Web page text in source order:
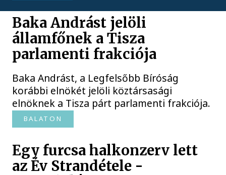
Baka Andrást jelöli
államfőnek a Tisza
parlamenti frakciója
Baka Andrást, a Legfelsőbb Bíróság
korábbi elnökét jelöli köztársasági
elnöknek a Tisza párt parlamenti frakciója.
BALATON
Egy furcsa halkonzerv lett
az Év Strandétele -